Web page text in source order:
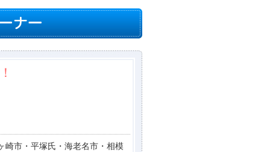
崎市・平塚氏・海老名市・相模